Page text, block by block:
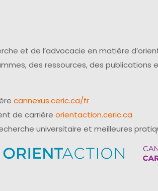
et de l’advocacie en matière
des ressources, des
cannexus.ceric.ca/fr
de carrière orientaction.ceric.ca
universitaire et meilleures